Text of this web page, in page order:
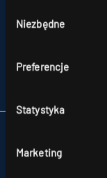
szczegóły można
zgody
Niezbędne
Preferencje
Statystyka
Marketing
IMPRESSUM
MAPA STRONY
UWAGI DLA
OGÓLNE WARUNKU
NATOLIN,
UL. SKŁADOWA 11